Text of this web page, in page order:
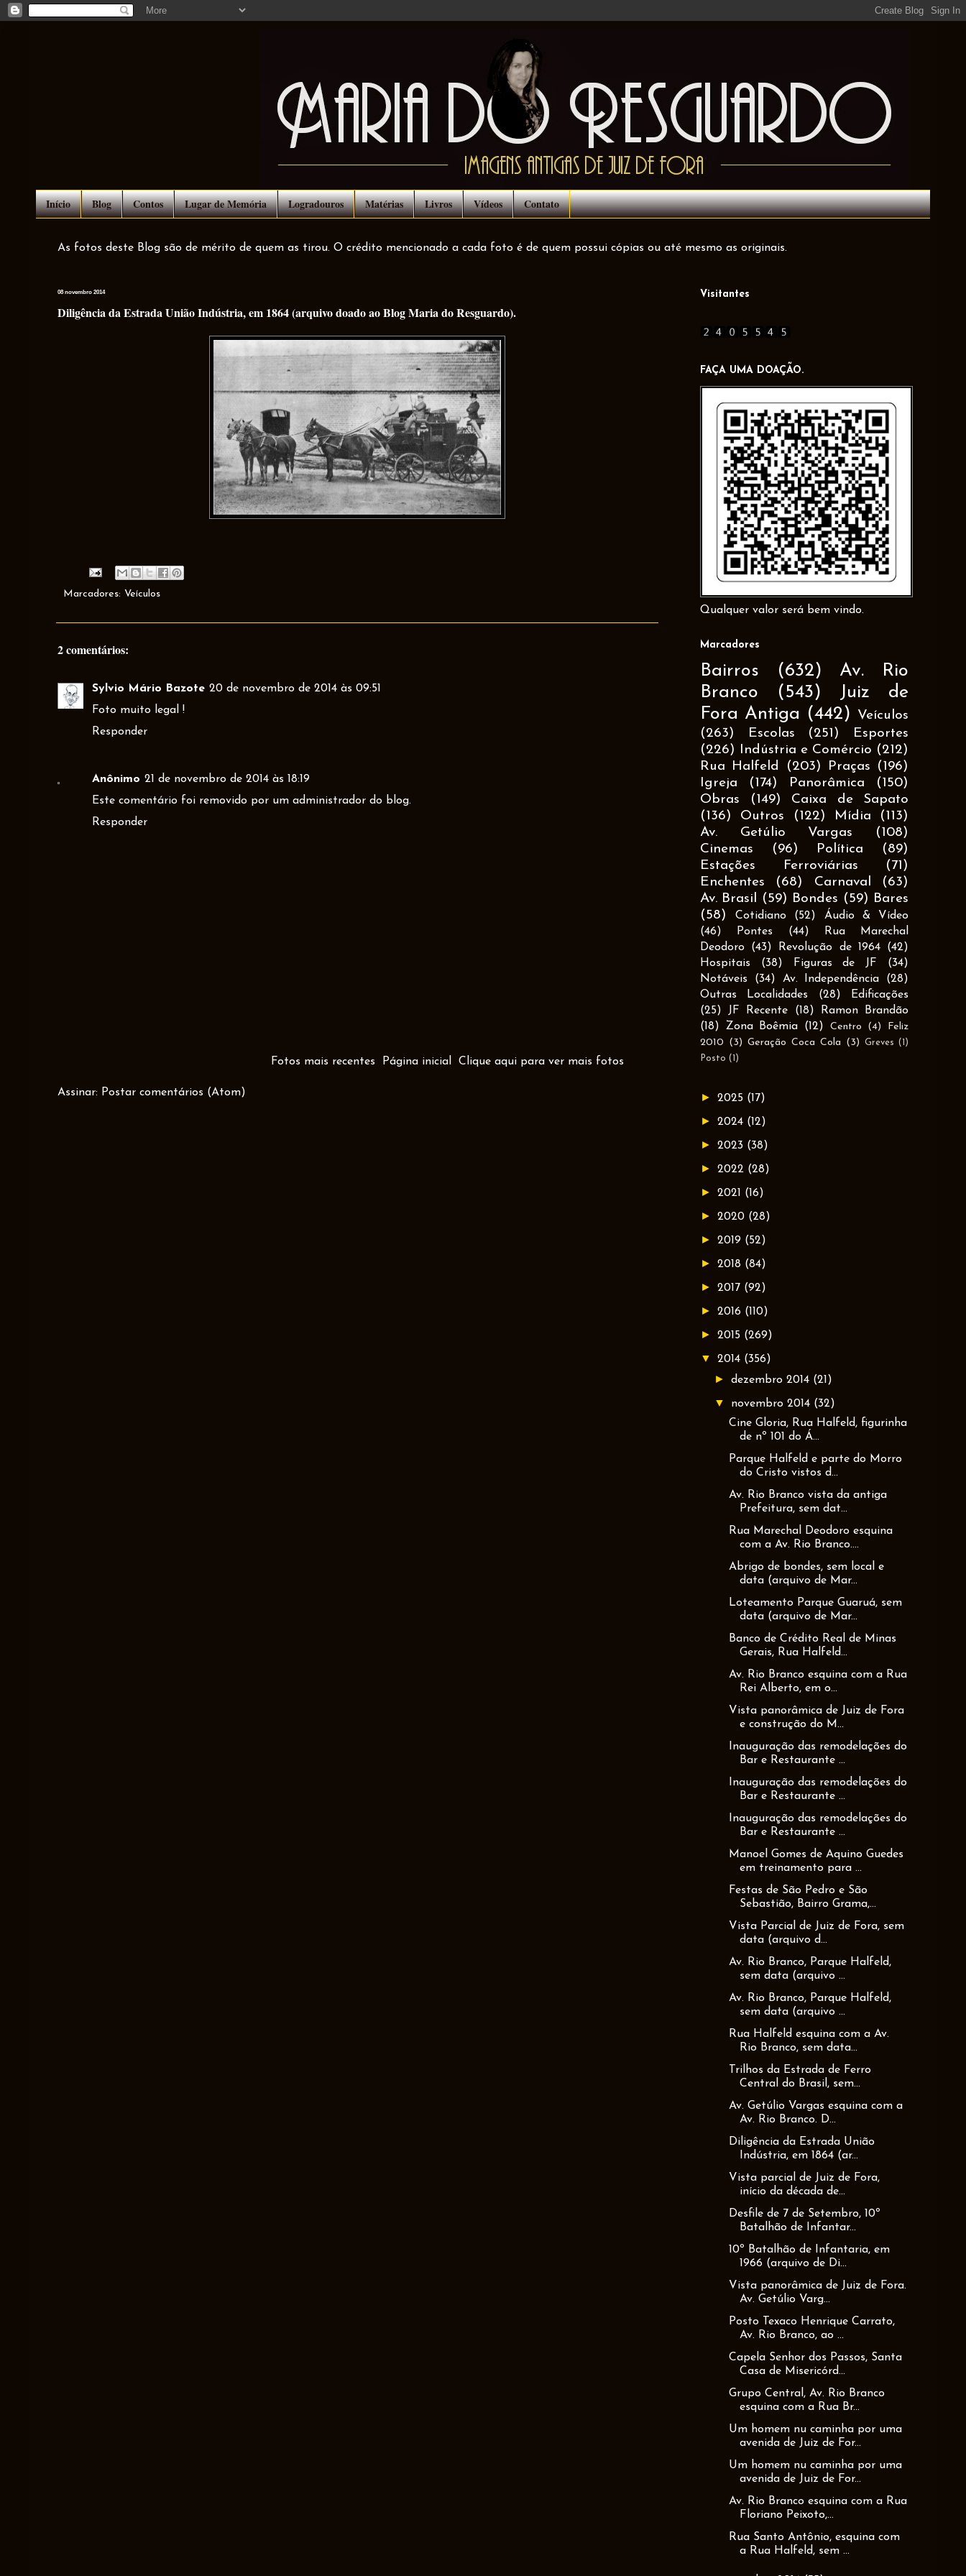
Início Blog Contos Lugar de Memória Logradouros Matérias Livros Vídeos Contato
As fotos deste Blog são de mérito de quem as tirou. O crédito mencionado a cada foto é de quem possui cópias ou até mesmo as originais.
08 novembro 2014
Diligência da Estrada União Indústria, em 1864 (arquivo doado ao Blog Maria do Resguardo).
Marcadores: Veículos
2 comentários:
Sylvio Mário Bazote 20 de novembro de 2014 às 09:51
Foto muito legal !
Responder
Anônimo 21 de novembro de 2014 às 18:19
Este comentário foi removido por um administrador do blog.
Responder
Fotos mais recentes Página inicial Clique aqui para ver mais fotos
Assinar: Postar comentários (Atom)
Visitantes
FAÇA UMA DOAÇÃO.
Qualquer valor será bem vindo.
Marcadores
Bairros (632)
Av. Rio
Branco
(543)
Juiz de
Fora Antiga (442)
Veículos
(263)
Escolas (251)
Esportes
(226)
Indústria e Comércio (212)
Rua Halfeld
(203) Praças
(196)
Igreja
(174) Panorâmica
(150)
Obras
(149)
Caixa de Sapato
(136)
Outros (122) Mídia
(113)
Av. Getúlio Vargas
(108)
Cinemas
(96) Política
(89)
Estações Ferroviárias
(71)
Enchentes
(68) Carnaval
(63)
Av. Brasil
(59) Bondes (59) Bares
(58)
Cotidiano (52)
Áudio & Vídeo
(46)
Pontes (44)
Rua Marechal
Deodoro
(43) Revolução de 1964
(42)
Hospitais
(38) Figuras de JF
(34)
Notáveis
(34) Av. Independência
(28)
Outras Localidades
(28)
Edificações
(25)
JF Recente (18)
Ramon Brandão
(18)
Zona Boêmia (12) Centro (4)
Feliz
2010 (3) Geração Coca Cola (3) Greves (1)
Posto (1)
► 2025 (17)
► 2024 (12)
► 2023 (38)
► 2022 (28)
► 2021 (16)
► 2020 (28)
► 2019 (52)
► 2018 (84)
► 2017 (92)
► 2016 (110)
► 2015 (269)
▼ 2014 (356)
►dezembro 2014 (21)
▼ novembro 2014 (32)
Cine Gloria, Rua Halfeld, figurinha
de nº 101 do Á...
Parque Halfeld e parte do Morro
do Cristo vistos d...
Av. Rio Branco vista da antiga
Prefeitura, sem dat...
Rua Marechal Deodoro esquina
com a Av. Rio Branco....
Abrigo de bondes, sem local e
data (arquivo de Mar...
Loteamento Parque Guaruá, sem
data (arquivo de Mar...
Banco de Crédito Real de Minas
Gerais, Rua Halfeld...
Av. Rio Branco esquina com a Rua
Rei Alberto, em o...
Vista panorâmica de Juiz de Fora
e construção do M...
Inauguração das remodelações do
Bar e Restaurante ...
Inauguração das remodelações do
Bar e Restaurante ...
Inauguração das remodelações do
Bar e Restaurante ...
Manoel Gomes de Aquino Guedes
em treinamento para ...
Festas de São Pedro e São
Sebastião, Bairro Grama,...
Vista Parcial de Juiz de Fora, sem
data (arquivo d...
Av. Rio Branco, Parque Halfeld,
sem data (arquivo ...
Av. Rio Branco, Parque Halfeld,
sem data (arquivo ...
Rua Halfeld esquina com a Av.
Rio Branco, sem data...
Trilhos da Estrada de Ferro
Central do Brasil, sem...
Av. Getúlio Vargas esquina com a
Av. Rio Branco. D...
Diligência da Estrada União
Indústria, em 1864 (ar...
Vista parcial de Juiz de Fora,
início da década de...
Desfile de 7 de Setembro, 10º
Batalhão de Infantar...
10º Batalhão de Infantaria, em
1966 (arquivo de Di...
Vista panorâmica de Juiz de Fora.
Av. Getúlio Varg...
Posto Texaco Henrique Carrato,
Av. Rio Branco, ao ...
Capela Senhor dos Passos, Santa
Casa de Misericórd...
Grupo Central, Av. Rio Branco
esquina com a Rua Br...
Um homem nu caminha por uma
avenida de Juiz de For...
Um homem nu caminha por uma
avenida de Juiz de For...
Av. Rio Branco esquina com a Rua
Floriano Peixoto,...
Rua Santo Antônio, esquina com
a Rua Halfeld, sem ...